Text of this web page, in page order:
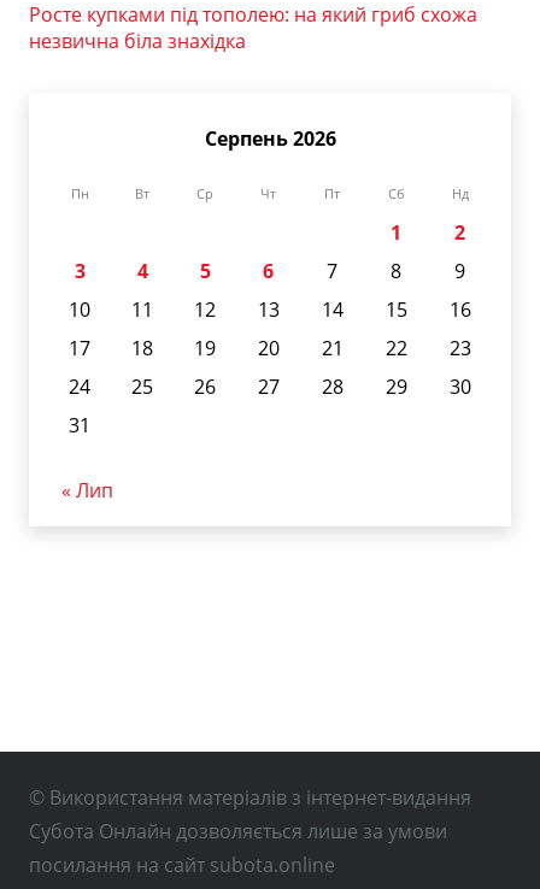
Росте купками під тополею: на який гриб схожа
незвична біла знахідка
Серпень 2026
Пн Вт Ср Чт Пт Сб Нд
1
2
3
4 5 6 7 8
9
10
11 12 13 14 15
16
17
18 19 20 21 22
23
24
25 26 27 28 29
30
31
« Лип
© Використання матеріалів з інтернет-видання
Субота Онлайн дозволяється лише за умови
посилання на сайт subota.online